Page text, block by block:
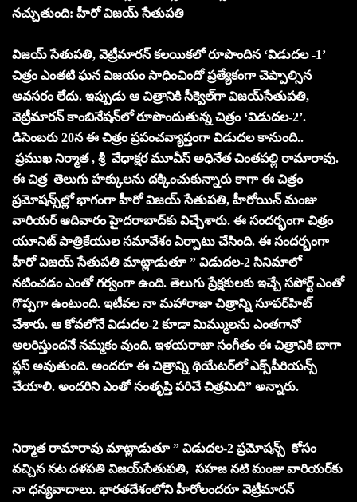
నచ్చుతుంది: హీరో విజయ్‌ సేతుపతి
విజయ్ సేతుపతి, వెట్రీమారన్‌ కలయికలో రూపొందిన ‘విడుదల -1’
చిత్రం ఎంతటి ఘన విజయం సాధించిందో ప్రత్యేకంగా చెప్పాల్సిన
అవసరం లేదు. ఇప్పుడు ఆ చిత్రానికి సీక్వెల్‌గా విజయ్‌సేతుపతి,
వెట్రీమారన్‌ కాంబినేషన్‌లో రూపొందుతున్న చిత్రం ‘విడుదల-2’.
డిసెంబరు 20న ఈ చిత్రం ప్రపంచవ్యాప్తంగా విడుదల కానుంది..
ప్రముఖ నిర్మాత , శ్రీ వేధాక్షర మూవీస్ అధినేత చింతపల్లి రామారావు.
ఈ చిత్ర తెలుగు హక్కులను దక్కించుకున్నారు కాగా ఈ చిత్రం
ప్రమోషన్స్‌ల్లో భాగంగా హీరో విజయ్‌ సేతుపతి, హీరోయిన్‌ మంజు
వారియర్‌ ఆదివారం హైదరాబాద్‌కు విచ్చేశారు. ఈ సందర్భంగా చిత్రం
యూనిట్‌ పాత్రికేయుల సమావేశం ఏర్పాటు చేసింది. ఈ సందర్భంగా
హీరో విజయ్‌ సేతుపతి మాట్లాడుతూ ” విడుదల-2 సినిమాలో
నటించడం ఎంతో గర్వంగా ఉంది. తెలుగు ప్రేక్షకులకు ఇచ్చే సపోర్ట్‌ ఎంతో
గొప్పగా ఉంటుంది. ఇటీవల నా మహారాజా చిత్రాన్ని సూపర్‌హిట్‌
చేశారు. ఆ కోవలోనే విడుదల-2 కూడా మిమ్ములను ఎంతగానో
అలరిస్తుందనే నమ్మకం వుంది. ఇళయరాజా సంగీతం ఈ చిత్రానికి బాగా
ప్లస్‌ అవుతుంది. అందరూ ఈ చిత్రాన్ని థియేటర్‌లో ఎక్స్‌పీరియన్స్‌
చేయాలి. అందరిని ఎంతో సంతృప్తి పరిచే చిత్రమిది” అన్నారు.
నిర్మాత రామారావు మాట్లాడుతూ ” విడుదల-2 ప్రమోషన్స్‌ కోసం
వచ్చిన నట దళపతి విజయ్‌సేతుపతి, సహజ నటి మంజు వారియర్‌కు
నా ధన్యవాదాలు. భారతదేశంలోని హీరోలందరూ వెట్రీమారన్‌